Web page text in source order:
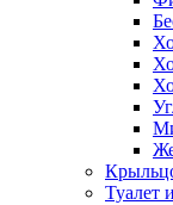
Туалет